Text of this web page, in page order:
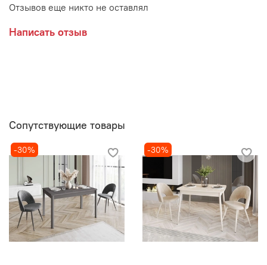
Отзывов еще никто не оставлял
Написать отзыв
Сопутствующие товары
-30% -30%